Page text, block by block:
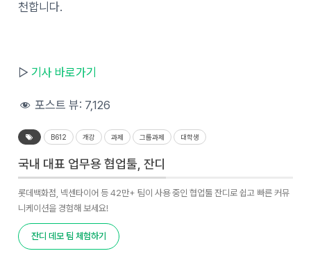
천합니다.
▷ 기사 바로가기
포스트 뷰: 7,126
B612 개강 과제 그룹과제 대학생
국내 대표 업무용 협업툴, 잔디
롯데백화점, 넥센타이어 등 42만+ 팀이 사용 중인 협업툴 잔디로 쉽고 빠른 커뮤
니케이션을 경험해 보세요!
잔디 데모 팀 체험하기